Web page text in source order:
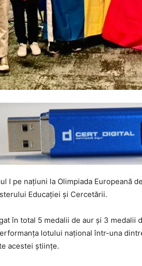
I pe națiuni la Olimpiada Europeană
Educației și Cercetării.
în total 5 medalii de aur și 3 medalii
lotului național într-una
acestei științe.